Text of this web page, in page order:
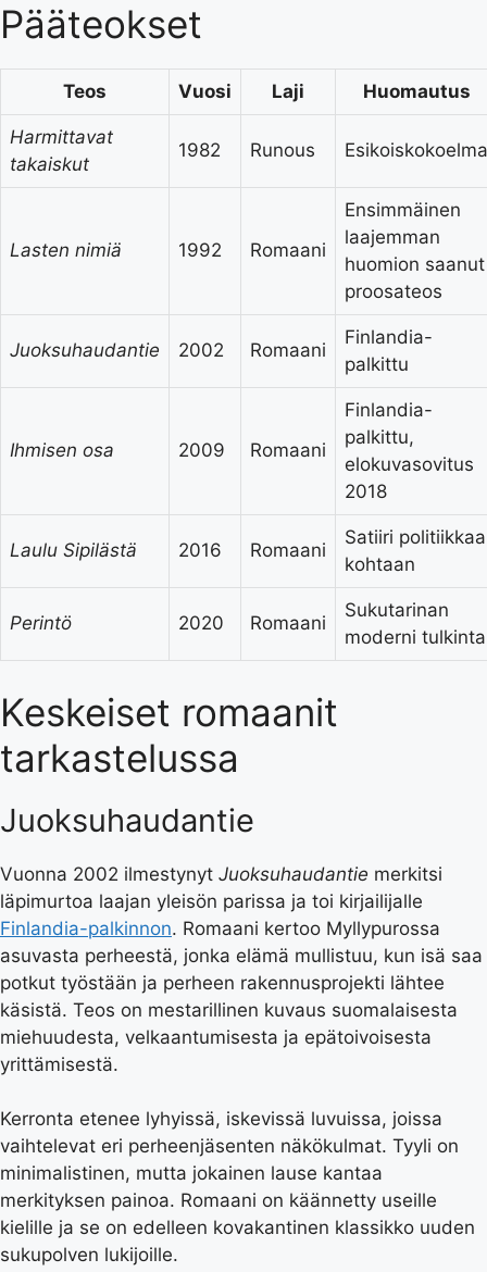
Pääteokset
Teos Vuosi Laji Huomautus
Harmittavat
takaiskut
1982 Runous Esikoiskokoelma
Lasten nimiä 1992 Romaani
Ensimmäinen
laajemman
huomion saanut
proosateos
Juoksuhaudantie 2002 Romaani
Finlandia-
palkittu
Ihmisen osa 2009 Romaani
Finlandia-
palkittu,
elokuvasovitus
2018
Laulu Sipilästä 2016 Romaani
Satiiri politiikkaa
kohtaan
Perintö 2020 Romaani
Sukutarinan
moderni tulkinta
Keskeiset romaanit
tarkastelussa
Juoksuhaudantie
Vuonna 2002 ilmestynyt Juoksuhaudantie merkitsi
läpimurtoa laajan yleisön parissa ja toi kirjailijalle
Finlandia-palkinnon. Romaani kertoo Myllypurossa
asuvasta perheestä, jonka elämä mullistuu, kun isä saa
potkut työstään ja perheen rakennusprojekti lähtee
käsistä. Teos on mestarillinen kuvaus suomalaisesta
miehuudesta, velkaantumisesta ja epätoivoisesta
yrittämisestä.
Kerronta etenee lyhyissä, iskevissä luvuissa, joissa
vaihtelevat eri perheenjäsenten näkökulmat. Tyyli on
minimalistinen, mutta jokainen lause kantaa
merkityksen painoa. Romaani on käännetty useille
kielille ja se on edelleen kovakantinen klassikko uuden
sukupolven lukijoille.